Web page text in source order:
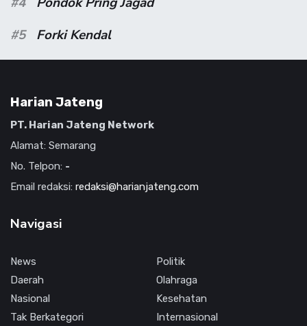
#5
Forki Kendal
Harian Jateng
PT. Harian Jateng Network
Alamat: Semarang
No. Telpon: -
Email redaksi: redaksi@harianjateng.com
Navigasi
News
Daerah
Nasional
Tak Berkategori
Politik
Olahraga
Kesehatan
Internasional